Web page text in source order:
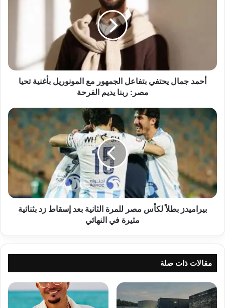
تحيا
مصر:
الفرحة
أحمد جمال يحتفي بتفاعل الجمهور مع المونوريل بأغنية تحيا
مصر: ربنا يديم الفرحة
بيراميدز
بطلاً
لكأس
مصر
الثانية
بعد
إسقاط
زد
بثنائيةبيراميدز بطلاً لكأس مصر للمرة الثانية بعد إسقاط زد بثنائية
مثيرة في النهائي
مقالات ذات صلة